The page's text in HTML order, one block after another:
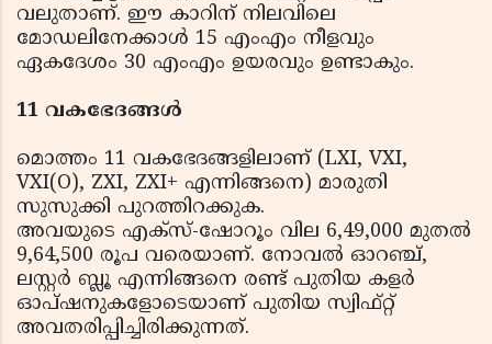
വലുതാണ്. ഈ കാറിന് നിലവിലെ
മോഡലിനേക്കാൾ 15 എംഎം നീളവും
ഏകദേശം 30 എംഎം ഉയരവും ഉണ്ടാകും.
11 വകഭേദങ്ങൾ
മൊത്തം 11 വകഭേദങ്ങളിലാണ് (LXI, VXI,
VXI(O), ZXI, ZXI+ എന്നിങ്ങനെ) മാരുതി
സുസുക്കി പുറത്തിറക്കുക.
അവയുടെ എക്സ്-ഷോറൂം വില 6,49,000 മുതൽ
9,64,500 രൂപ വരെയാണ്. നോവൽ ഓറഞ്ച്,
ലസ്റ്റർ ബ്ലൂ എന്നിങ്ങനെ രണ്ട് പുതിയ കളർ
ഓപ്ഷനുകളോടെയാണ് പുതിയ സ്വിഫ്റ്റ്
അവതരിപ്പിച്ചിരിക്കുന്നത്.